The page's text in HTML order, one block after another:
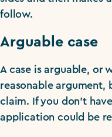
follow.
Arguable case
A case is arguable, or
reasonable argument,
claim. If you don’t
application could be